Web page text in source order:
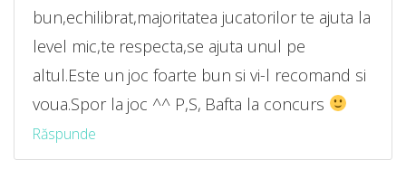
bun,echilibrat,majoritatea jucatorilor te ajuta la
level mic,te respecta,se ajuta unul pe
altul.Este un joc foarte bun si vi-l recomand si
voua.Spor la joc ^^ P,S, Bafta la concurs
Răspunde